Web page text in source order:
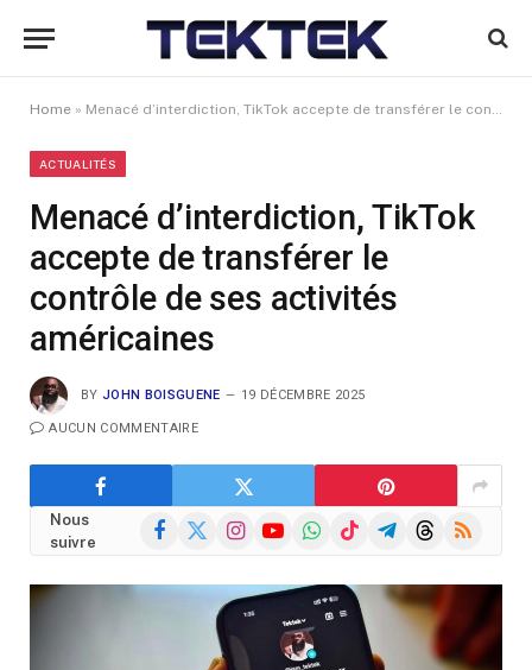
Home » Menacé d’interdiction, TikTok accepte de transférer le contrôle de ses activités américaines
ACTUALITÉS
Menacé d’interdiction, TikTok
accepte de transférer le
contrôle de ses activités
américaines
BY JOHN BOISGUENE 19 DÉCEMBRE 2025
AUCUN COMMENTAIRE
Nous
suivre
Facebook
X
InstagramYouTubeWhatsAppTikTokTelegramThreads
RSS